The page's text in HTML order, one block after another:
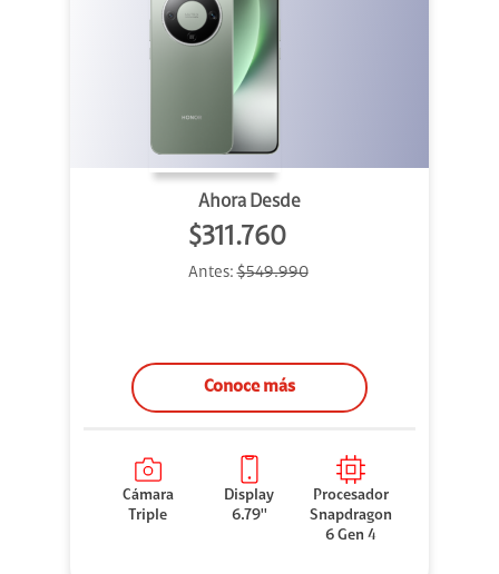
Ahora Desde
$311.760
Antes:$549.990
Conoce más
Cámara
Triple
Display
6.79''
Procesador
Snapdragon
6 Gen 4